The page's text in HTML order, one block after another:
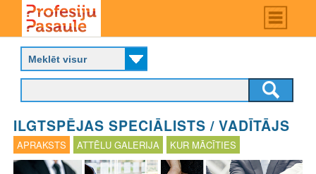
main
content
Main
menu
P
o
f
e
i
j
u
ILGTSPĒJAS SPECIĀLISTS / VADĪTĀJS
APRAKSTS ATTĒLU GALERIJA KUR MĀCĪTIES